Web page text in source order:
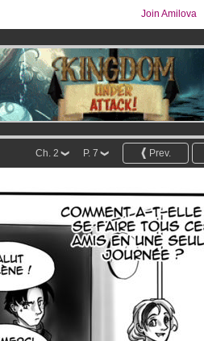
Join Amilova
Prev.
P. 7
Ch. 2